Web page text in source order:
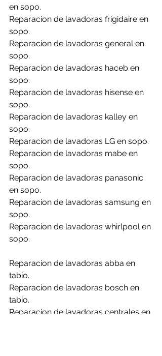
en sopo.
Reparacion de lavadoras frigidaire en
sopo.
Reparacion de lavadoras general en
sopo.
Reparacion de lavadoras haceb en
sopo.
Reparacion de lavadoras hisense en
sopo.
Reparacion de lavadoras kalley en
sopo.
Reparacion de lavadoras LG en sopo.
Reparacion de lavadoras mabe en
sopo.
Reparacion de lavadoras panasonic
en sopo.
Reparacion de lavadoras samsung en
sopo.
Reparacion de lavadoras whirlpool en
sopo.
Reparacion de lavadoras abba en
tabio.
Reparacion de lavadoras bosch en
tabio.
Reparacion de lavadoras centrales en